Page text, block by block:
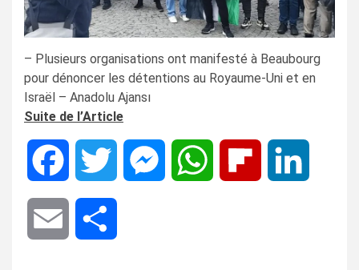
– Plusieurs organisations ont manifesté à Beaubourg
pour dénoncer les détentions au Royaume-Uni et en
Israël – Anadolu Ajansı
Suite de l’Article
Facebook Twitter MessengerWhatsApp Flipboard
Email